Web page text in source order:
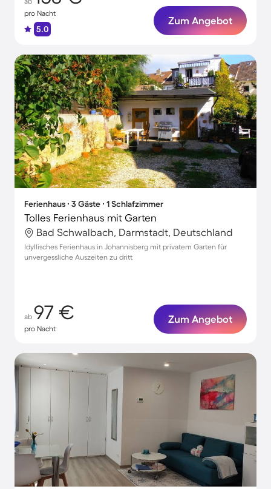
pro Nacht
5.0
Zum Angebot
Ferienhaus ∙ 3 Gäste ∙ 1 Schlafzimmer
Tolles Ferienhaus mit Garten
Bad Schwalbach, Darmstadt, Deutschland
Idyllisches Ferienhaus in Johannisberg mit privatem Garten für
unvergessliche Auszeiten zu dritt
ab 97 €
pro Nacht
Zum Angebot